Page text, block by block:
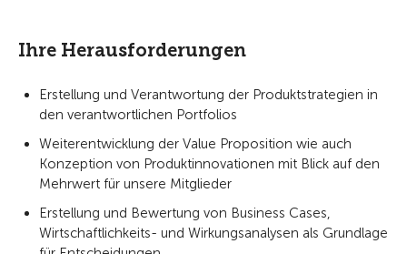
Ihre Herausforderungen
Erstellung und Verantwortung der Produktstrategien in
den verantwortlichen Portfolios
Weiterentwicklung der Value Proposition wie auch
Konzeption von Produktinnovationen mit Blick auf den
Mehrwert für unsere Mitglieder
Erstellung und Bewertung von Business Cases,
Wirtschaftlichkeits- und Wirkungsanalysen als Grundlage